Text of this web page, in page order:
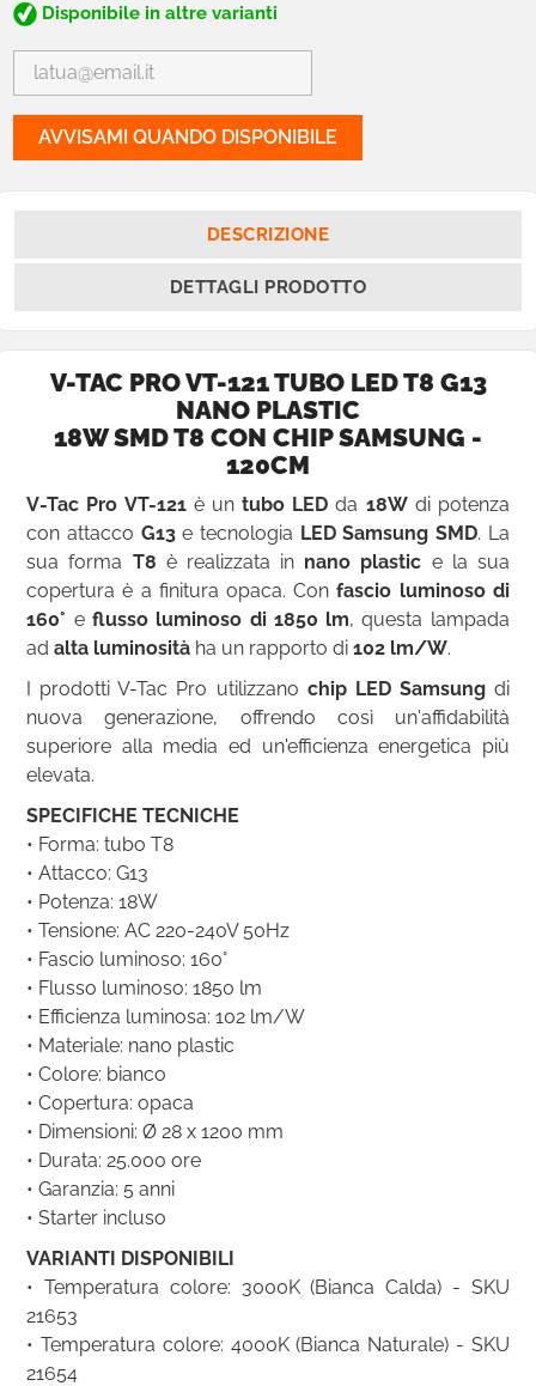
Disponibile in altre varianti
AVVISAMI QUANDO DISPONIBILE
DESCRIZIONE
DETTAGLI PRODOTTO
V-TAC PRO VT-121 TUBO LED T8 G13
NANO PLASTIC
18W SMD T8 CON CHIP SAMSUNG -
120CM
V-Tac Pro VT-121è untubo LED da 18Wdi potenza
con attacco G13e tecnologia LED Samsung SMD. La
sua forma T8 è realizzata in nano plastic e la sua
copertura è a finitura opaca. Confascio luminoso di
160° e flusso luminoso di 1850 lm, questa lampada
adalta luminosità ha un rapporto di102 lm/W.
I prodotti V-Tac Pro utilizzano chip LED Samsungdi
nuova generazione, offrendo così un'affidabilità
superiore alla media ed un'efficienza energetica più
elevata.
SPECIFICHE TECNICHE
• Forma: tubo T8
• Attacco: G13
• Potenza: 18W
• Tensione: AC 220-240V 50Hz
• Fascio luminoso: 160°
• Flusso luminoso: 1850 lm
• Efficienza luminosa: 102 lm/W
• Materiale: nano plastic
• Colore: bianco
• Copertura: opaca
• Dimensioni: Ø 28 x 1200 mm
• Durata: 25.000 ore
• Garanzia: 5 anni
• Starter incluso
VARIANTI DISPONIBILI
• Temperatura colore: 3000K (Bianca Calda) - SKU
21653
• Temperatura colore: 4000K (Bianca Naturale) - SKU
21654